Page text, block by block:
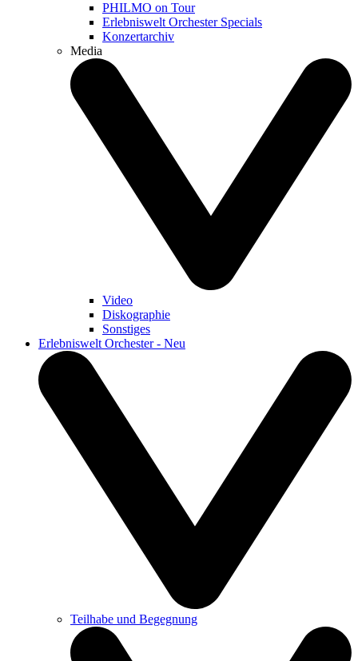
PHILMO on Tour
Erlebniswelt Orchester Specials
Konzertarchiv
Media
Video
Diskographie
Sonstiges
Erlebniswelt Orchester - Neu
Teilhabe und Begegnung